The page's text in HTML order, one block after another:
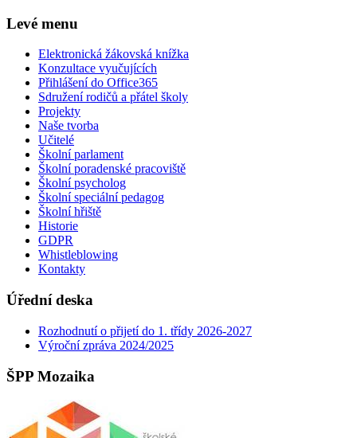
Levé menu
Elektronická žákovská knížka
Konzultace vyučujících
Přihlášení do Office365
Sdružení rodičů a přátel školy
Projekty
Naše tvorba
Učitelé
Školní parlament
Školní poradenské pracoviště
Školní psycholog
Školní speciální pedagog
Školní hřiště
Historie
GDPR
Whistleblowing
Kontakty
Úřední deska
Rozhodnutí o přijetí do 1. třídy 2026-2027
Výroční zpráva 2024/2025
ŠPP Mozaika